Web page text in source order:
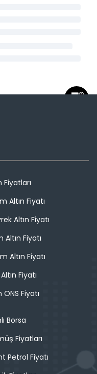
Fiyatları
Altın Fiyatı
Altın Fiyatı
Altın Fiyatı
Altın Fiyatı
Fiyatı
ONS Fiyatı
Borsa
Fiyatları
Petrol Fiyatı